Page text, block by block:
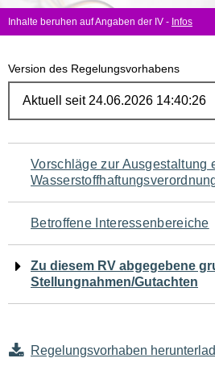
Inhalte beruhen auf Angaben der IV - Infos
Version des Regelungsvorhabens
Navigation
für
den
Seiteninhalt
Vorschläge zur Ausgestaltung
Betroffene Interessenbereiche
Zu diesem RV abgegebene
Stellungnahmen/Gutachten
Regelungsvorhaben